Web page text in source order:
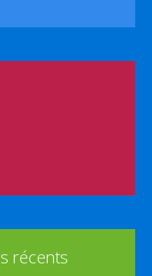
récents